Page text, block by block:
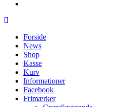
Forside
News
Shop
Kasse
Kurv
Informationer
Facebook
Frimærker